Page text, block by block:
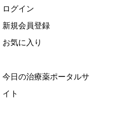
ログイン
新規会員登録
お気に入り
今日の治療薬ポータルサ
イト